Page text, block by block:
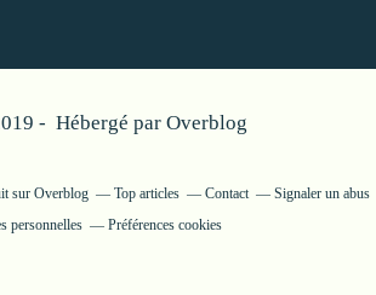
- Hébergé par Overblog
sur Overblog Top articles Contact Signaler un abus
personnelles
Préférences cookies